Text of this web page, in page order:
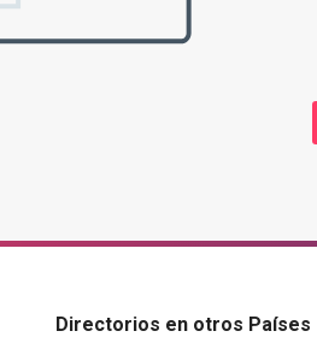
Directorios en otros Países